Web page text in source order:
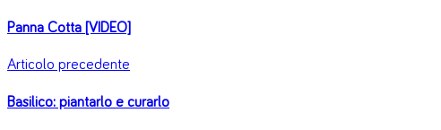
Panna Cotta [VIDEO]
Articolo precedente
Basilico: piantarlo e curarlo